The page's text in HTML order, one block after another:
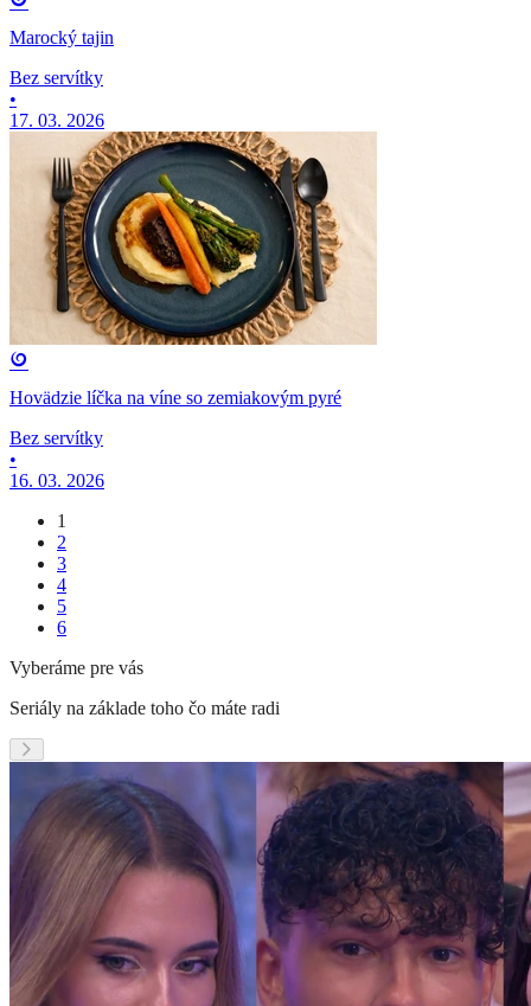
Marocký tajin
Bez servítky
•
17. 03. 2026
Hovädzie líčka na víne so zemiakovým pyré
Bez servítky
•
16. 03. 2026
1
2
3
4
5
6
Vyberáme pre vás
Seriály na základe toho čo máte radi